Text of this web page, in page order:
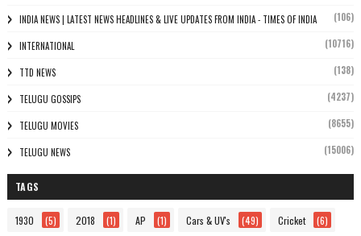
INDIA NEWS | LATEST NEWS HEADLINES & LIVE UPDATES FROM INDIA - TIMES OF INDIA (106)
INTERNATIONAL (10716)
TTD NEWS (138)
TELUGU GOSSIPS (4237)
TELUGU MOVIES (8655)
TELUGU NEWS (15006)
TAGS
1930 (5) 2018 (1) AP (1) Cars & UV's (49) Cricket (6)